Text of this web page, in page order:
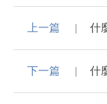
上一篇 什
下一篇 什